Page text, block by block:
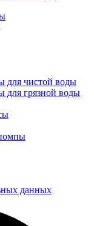
для чистой воды
для грязной воды
данных